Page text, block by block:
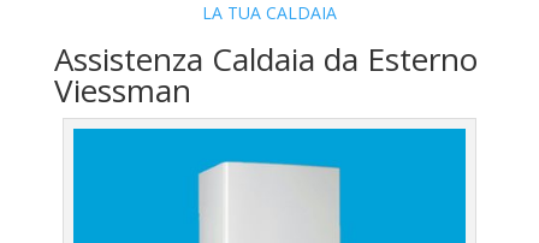
LA TUA CALDAIA
Assistenza Caldaia da Esterno
Viessman